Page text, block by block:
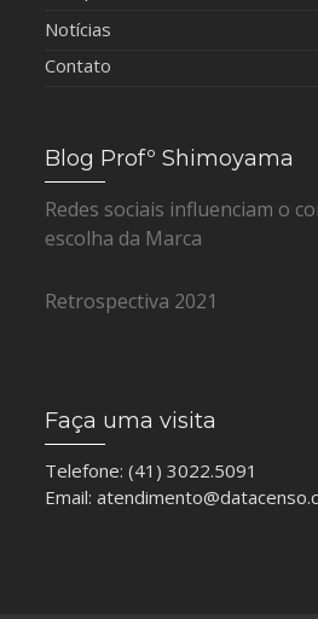
Notícias
Contato
Blog Profº Shimoyama
Redes sociais influenciam o
escolha da Marca
Retrospectiva 2021
Faça uma visita
Telefone: (41) 3022.5091
Email: